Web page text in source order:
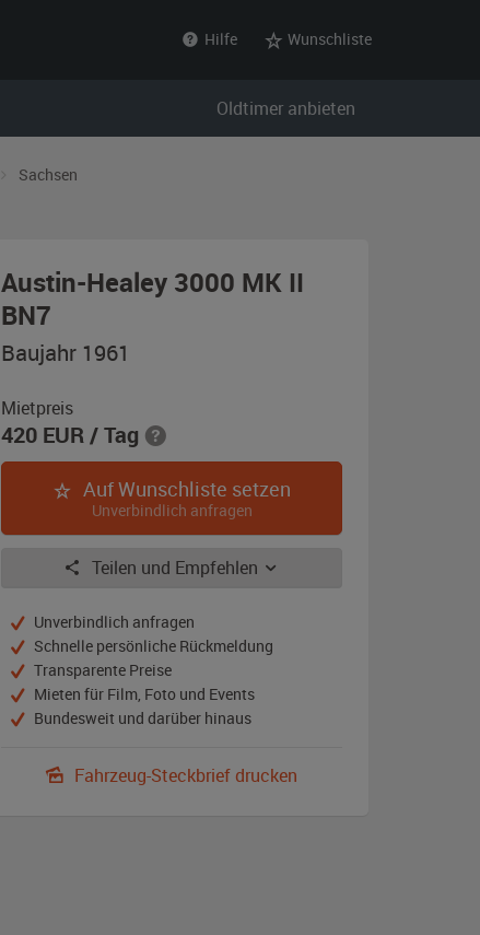
Hilfe Wunschliste
Oldtimer anbieten
Sachsen
Austin-Healey 3000 MK II
BN7
Baujahr
silber
/
grau
Baujahr 1961
Mietpreis
420 EUR/ Tag
Auf Wunschliste setzen
Unverbindlich anfragen
Teilen und Empfehlen
Unverbindlich anfragen
Schnelle persönliche Rückmeldung
Transparente Preise
Mieten für Film, Foto und Events
Bundesweit und darüber hinaus
Fahrzeug-Steckbrief drucken